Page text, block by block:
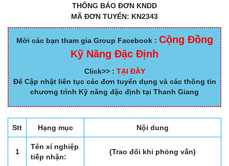
THÔNG BÁO ĐƠN KNDD
MÃ ĐƠN TUYỂN: KN2343
Mời các bạn tham gia Group Facebook : Cộng Đồng
Kỹ Năng Đặc Định
Click>> : TẠI ĐÂY
Để Cập nhật liên tục các đơn tuyển dụng và các thông tin
chương trình Kỹ năng đặc định tại Thanh Giang
Stt Hạng mục Nội dung
1
Tên xí nghiệp
tiếp nhận:
(Trao đổi khi phỏng vấn)